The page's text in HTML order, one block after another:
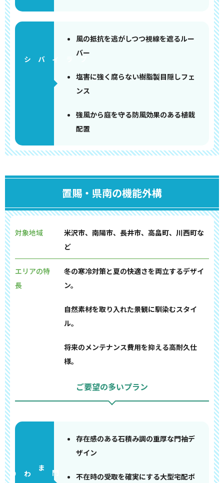
風の抵抗を逃がしつつ視線を遮るルー
バー
塩害に強く腐らない樹脂製目隠しフェ
ンス
強風から庭を守る防風効果のある植栽
配置
置賜・県南の機能外構
対象地域
米沢市、南陽市、長井市、高畠町、川西町な
ど
エリアの特
長
冬の寒冷対策と夏の快適さを両立するデザイ
ン。
自然素材を取り入れた景観に馴染むスタイ
ル。
将来のメンテナンス費用を抑える高耐久仕
様。
ご要望の多いプラン
門まわり
存在感のある石積み調の重厚な門袖デ
ザイン
不在時の受取を確実にする大型宅配ボ